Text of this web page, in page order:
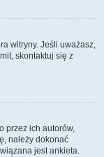
witryny. Jeśli uważasz,
skontaktuj się z
przez ich autorów,
należy dokonać
jest ankieta.